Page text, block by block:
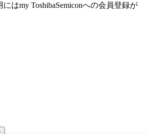
はmy ToshibaSemiconへの会員登録が